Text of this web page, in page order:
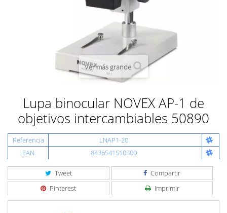
Ver más grande
Lupa binocular NOVEX AP-1 de
objetivos intercambiables 50890
Referencia
LNAP1-20
EAN
8436541510500
Tweet
Compartir
Pinterest
Imprimir